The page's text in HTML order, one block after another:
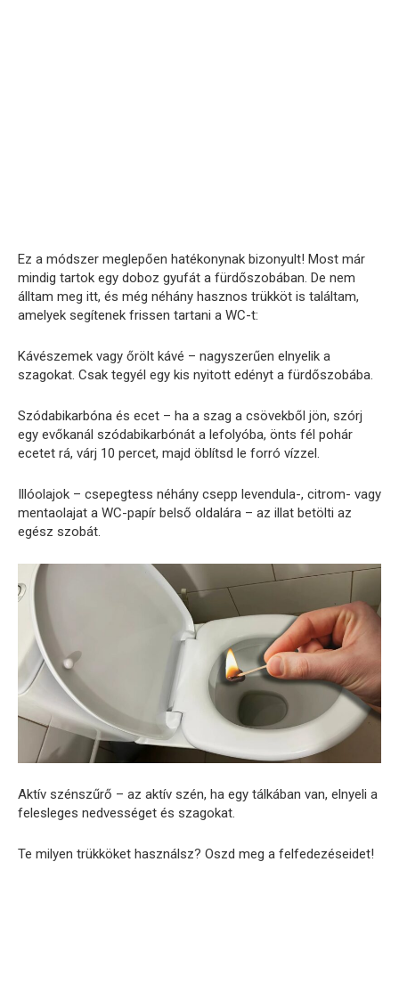
Ez a módszer meglepően hatékonynak bizonyult! Most már
mindig tartok egy doboz gyufát a fürdőszobában. De nem
álltam meg itt, és még néhány hasznos trükköt is találtam,
amelyek segítenek frissen tartani a WC-t:
Kávészemek vagy őrölt kávé – nagyszerűen elnyelik a
szagokat. Csak tegyél egy kis nyitott edényt a fürdőszobába.
Szódabikarbóna és ecet – ha a szag a csövekből jön, szórj
egy evőkanál szódabikarbónát a lefolyóba, önts fél pohár
ecetet rá, várj 10 percet, majd öblítsd le forró vízzel.
Illóolajok – csepegtess néhány csepp levendula-, citrom- vagy
mentaolajat a WC-papír belső oldalára – az illat betölti az
egész szobát.
Aktív szénszűrő – az aktív szén, ha egy tálkában van, elnyeli a
felesleges nedvességet és szagokat.
Te milyen trükköket használsz? Oszd meg a felfedezéseidet!